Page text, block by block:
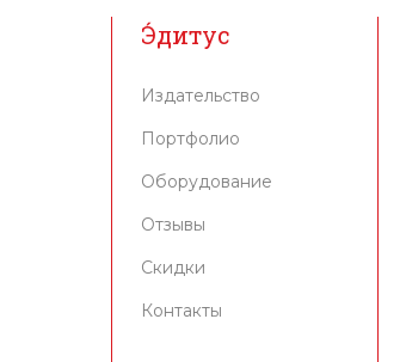
Э́дитус
Издательство
Портфолио
Оборудование
Отзывы
Скидки
Контакты